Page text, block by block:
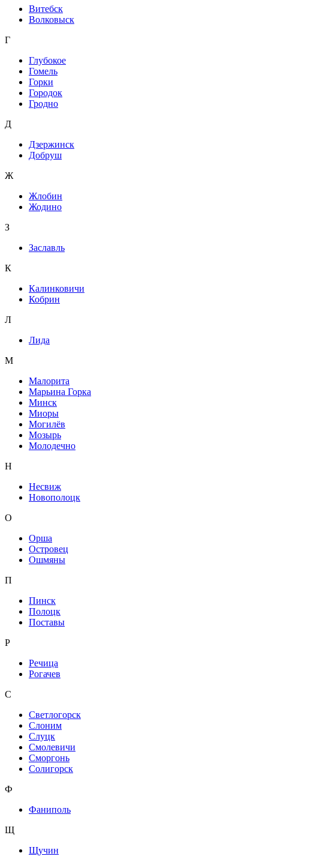
Витебск
Волковыск
Г
Глубокое
Гомель
Горки
Городок
Гродно
Д
Дзержинск
Добруш
Ж
Жлобин
Жодино
З
Заславль
К
Калинковичи
Кобрин
Л
Лида
М
Малорита
Марьина Горка
Минск
Миоры
Могилёв
Мозырь
Молодечно
Н
Несвиж
Новополоцк
О
Орша
Островец
Ошмяны
П
Пинск
Полоцк
Поставы
Р
Речица
Рогачев
С
Светлогорск
Слоним
Слуцк
Смолевичи
Сморгонь
Солигорск
Ф
Фаниполь
Щ
Щучин